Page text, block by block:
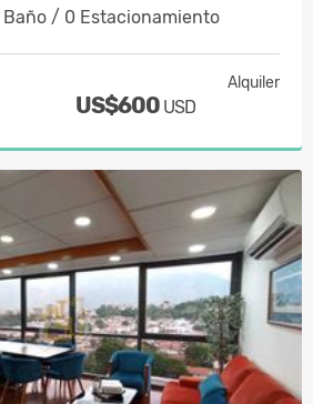
/ 0 Estacionamiento
Alquiler
US$600 USD